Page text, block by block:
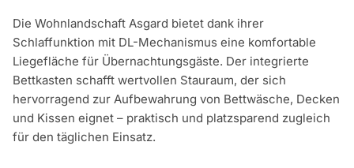
Die Wohnlandschaft Asgard bietet dank ihrer
Schlaffunktion mit DL-Mechanismus eine komfortable
Liegefläche für Übernachtungsgäste. Der integrierte
Bettkasten schafft wertvollen Stauraum, der sich
hervorragend zur Aufbewahrung von Bettwäsche, Decken
und Kissen eignet – praktisch und platzsparend zugleich
für den täglichen Einsatz.